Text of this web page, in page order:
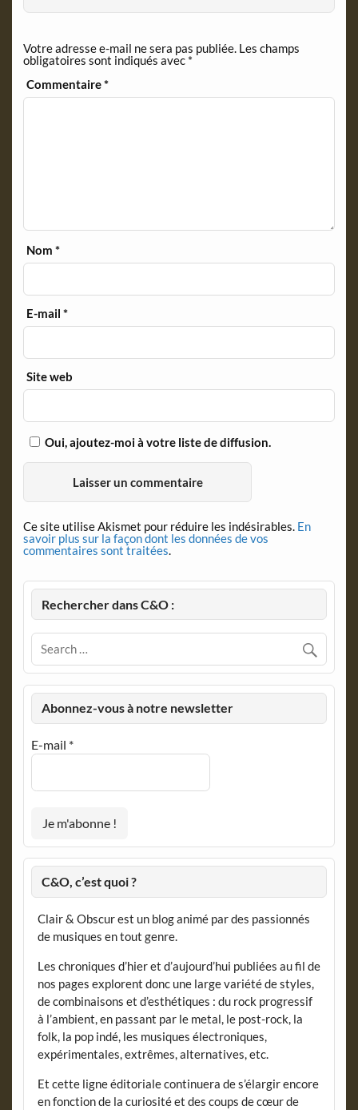
d
y
Votre adresse e-mail ne sera pas publiée. Les champs
obligatoires sont indiqués avec *
Commentaire*
Nom*
E-mail*
Site web
Oui, ajoutez-moi à votre liste de diffusion.
Ce site utilise Akismet pour réduire les indésirables. En
savoir plus sur la façon dont les données de vos
commentaires sont traitées.
Rechercher dans C&O :
Abonnez-vous à notre newsletter
E-mail *
C&O, c’est quoi ?
Clair & Obscur est un blog animé par des passionnés
de musiques en tout genre.
Les chroniques d’hier et d’aujourd’hui publiées au fil de
nos pages explorent donc une large variété de styles,
de combinaisons et d’esthétiques : du rock progressif
à l’ambient, en passant par le metal, le post-rock, la
folk, la pop indé, les musiques électroniques,
expérimentales, extrêmes, alternatives, etc.
Et cette ligne éditoriale continuera de s’élargir encore
en fonction de la curiosité et des coups de cœur de